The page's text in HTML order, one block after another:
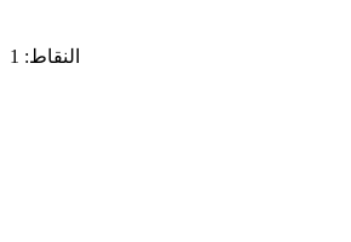
النقاط: 1